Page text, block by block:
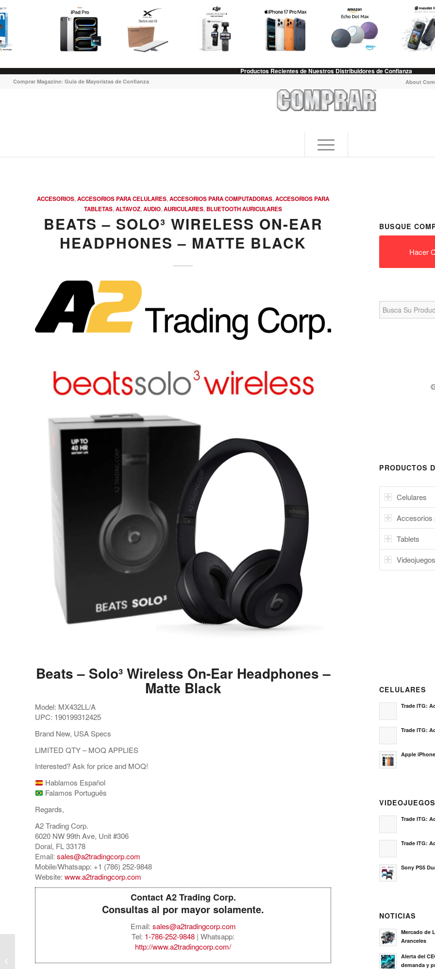
Productos Recientes de Nuestros Distribuidores de Confianza
About
Comprar Magazine: Guia de Mayoristas de Confianza
ACCESORIOS,ACCESORIOS PARA CELULARES,ACCESORIOS PARA COMPUTADORAS,ACCESORIOS PARA
TABLETAS,ALTAVOZ,AUDIO,AURICULARES, BLUETOOTH AURICULARES
BEATS – SOLO³ WIRELESS ON-EAR
HEADPHONES – MATTE BLACK
Beats – Solo³ Wireless On-Ear Headphones –
Matte Black
Model: MX432LL/A
UPC: 190199312425
Brand New, USA Specs
LIMITED QTY – MOQ APPLIES
Interested? Ask for price and MOQ!
Hablamos Español
Falamos Português
Regards,
A2 Trading Corp.
6020 NW 99th Ave, Unit #306
Doral, FL 33178
Email: sales@a2tradingcorp.com
Mobile/Whatsapp: +1 (786) 252-9848
Website: www.a2tradingcorp.com
Contact A2 Trading Corp.
Consultas al por mayor solamente.
Email: sales@a2tradingcorp.com
Tel: 1-786-252-9848 | Whatsapp:
http://www.a2tradingcorp.com/
BUSQUE
Hacer
Search
for:
PRODUCTOS
Celulares
Accesorios
Tablets
Videojuegos
CELULARES
Trade ITG:
Trade ITG:
Apple
VIDEOJUEGOS
Trade ITG:
Trade ITG:
Sony PS5
NOTICIAS
Mercado de
Aranceles
Alerta del
demanda y
Sony PlayStation PS5
Portal – 30th